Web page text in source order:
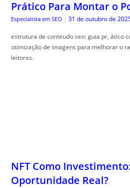
Prático Para Montar o
Especialista em SEO | 31 de outubro de
estrutura de conteudo seo: guia pr, ático
otimização de imagens para melhorar o
leitores.
NFT Como
Oportunidade Real?